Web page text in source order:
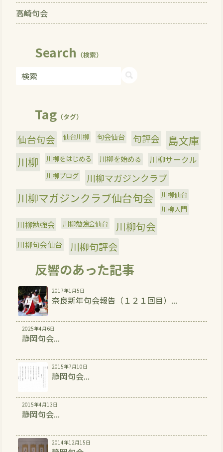
高崎句会
Search （検索）
Tag（タグ）
仙台句会 仙台川柳 句会仙台 句評会 島文庫
川柳 川柳をはじめる 川柳を始める 川柳サークル
川柳ブログ 川柳マガジンクラブ
川柳マガジンクラブ仙台句会
川柳仙台
川柳入門
川柳勉強会 川柳勉強会仙台 川柳句会
川柳句会仙台 川柳句評会
反響のあった記事
2017年1月5日
奈良新年句会報告（１２１回目）...
2025年4月6日
静岡句会...
2015年7月10日
静岡句会...
2015年4月13日
静岡句会...
2014年12月15日